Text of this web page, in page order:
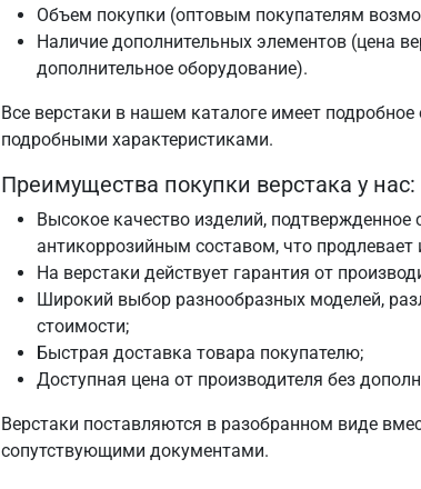
Объем покупки (оптовым покупателям
Наличие дополнительных элементов (цена
дополнительное оборудование).
Все верстаки в нашем каталоге имеет
подробными характеристиками.
Преимущества покупки верстака у нас:
Высокое качество изделий,
антикоррозийным составом, что продлевает
На верстаки действует гарантия от
Широкий выбор разнообразных моделей,
стоимости;
Быстрая доставка товара покупателю;
Доступная цена от производителя без
Верстаки поставляются в разобранном виде
сопутствующими документами.